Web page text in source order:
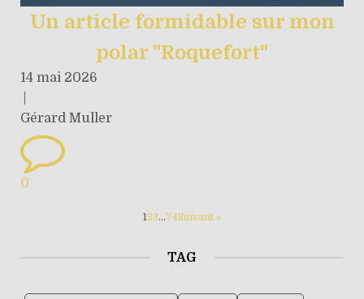
Un article formidable sur mon
polar "Roquefort"
14 mai 2026
Gérard Muller
0
1 23…74Suivant »
TAG